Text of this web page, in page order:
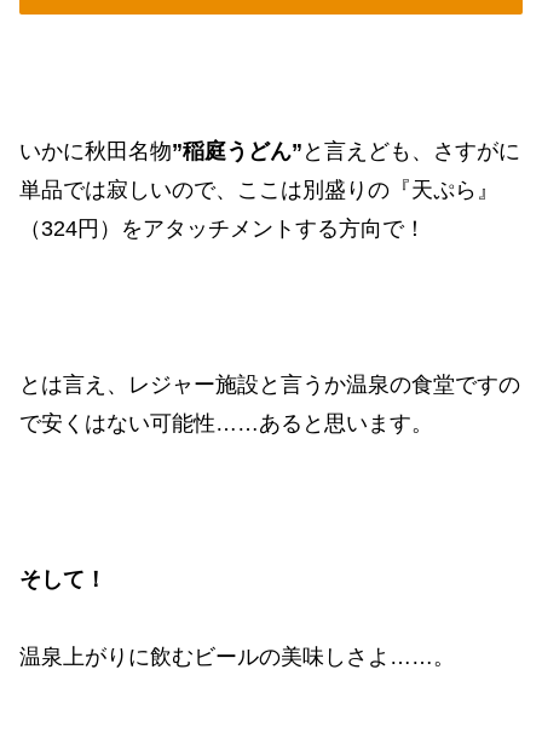
いかに秋田名物”稲庭うどん” と言えども、さすがに
単品では寂しいので、ここは別盛りの『天ぷら』
（324円）をアタッチメントする方向で！
とは言え、レジャー施設と言うか温泉の食堂ですの
で安くはない可能性……あると思います。
そして！
温泉上がりに飲むビールの美味しさよ……。